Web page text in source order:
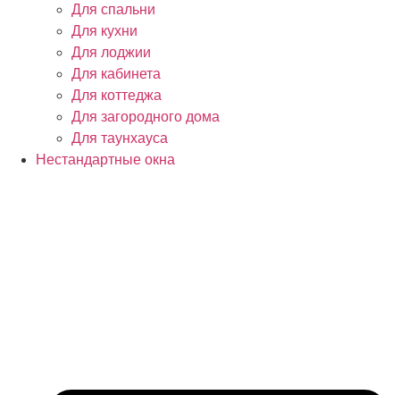
Для спальни
Для кухни
Для лоджии
Для кабинета
Для коттеджа
Для загородного дома
Для таунхауса
Нестандартные окна